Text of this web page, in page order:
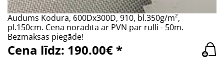
Audums Kodura, 600Dx300D, 910, bl.350g/m²,
pl.150cm. Cena norādīta ar PVN par rulli - 50m.
Bezmaksas piegāde!
Cena līdz: 190.00€ *